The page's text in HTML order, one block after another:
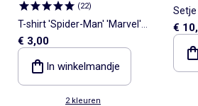
(22)
T-shirt 'Spider-Man' 'Marvel'
met korte mouwen
€ 3,00
In winkelmandje
2 kleuren
€